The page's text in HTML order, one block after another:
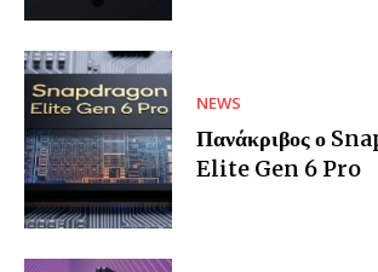
NEWS
Πανάκριβος ο
Elite Gen 6 Pro